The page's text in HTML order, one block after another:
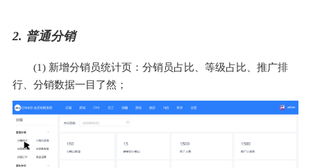
2. 普通分销
(1) 新增分销员统计页：分销员占比、等级占比、推广排
行、分销数据一目了然；